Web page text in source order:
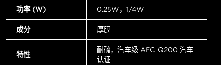
功率 (W) 0.25W，1/4W
成分 厚膜
特性
耐硫，汽车级 AEC-Q200 汽车
认证